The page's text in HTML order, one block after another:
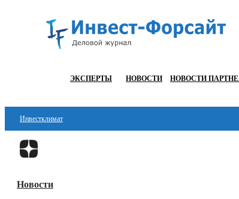
ЭКСПЕРТЫ НОВОСТИ НОВОСТИ
Инвестклимат
Финансы
Блокчейн
Новости